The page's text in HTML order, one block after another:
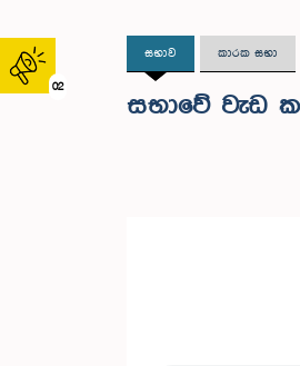
02
සභාව කාරක සභා
සභාවේ වැඩ